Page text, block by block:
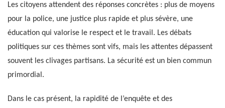
Les citoyens attendent des réponses concrètes : plus de moyens
pour la police, une justice plus rapide et plus sévère, une
éducation qui valorise le respect et le travail. Les débats
politiques sur ces thèmes sont vifs, mais les attentes dépassent
souvent les clivages partisans. La sécurité est un bien commun
primordial.
Dans le cas présent, la rapidité de l’enquête et des